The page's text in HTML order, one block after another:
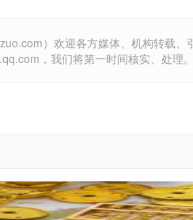
）欢迎各方媒体、机构转载
，我们将第一时间核实、处理